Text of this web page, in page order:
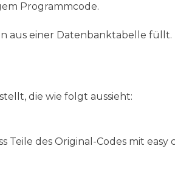
Programmcode.
aus einer Datenbanktabelle
die wie folgt aussieht:
des Original-Codes mit